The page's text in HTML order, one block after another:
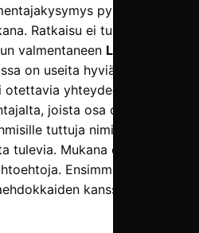
pyritään
Ratkaisu ei tule olemaan
valmentaneen Leroy Malukan
on useita hyviä ehdokkaita.
yhteydeottoja yli
joista osa on
tuttuja nimiä, ja osa
tulevia. Mukana on myös
Ensimmäiset
kanssa ovat jo